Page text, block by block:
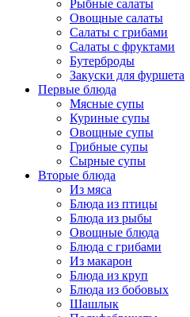
Рыбные салаты
Овощные салаты
Салаты с грибами
Салаты с фруктами
Бутерброды
Закуски для фуршета
Первые блюда
Мясные супы
Куриные супы
Овощные супы
Грибные супы
Сырные супы
Вторые блюда
Из мяса
Блюда из птицы
Блюда из рыбы
Овощные блюда
Блюда с грибами
Из макарон
Блюда из круп
Блюда из бобовых
Шашлык